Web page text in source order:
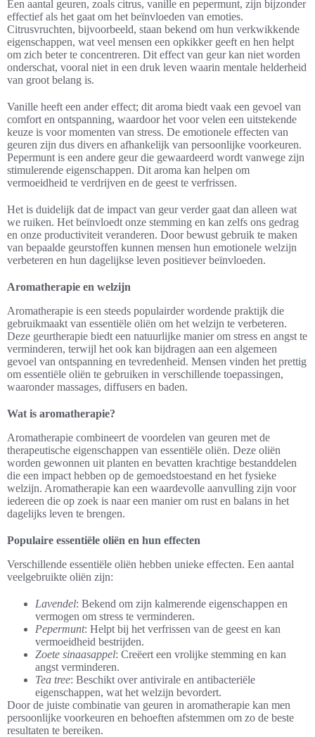
Een aantal geuren, zoals citrus, vanille en pepermunt, zijn bijzonder
effectief als het gaat om het beïnvloeden van emoties.
Citrusvruchten, bijvoorbeeld, staan bekend om hun verkwikkende
eigenschappen, wat veel mensen een opkikker geeft en hen helpt
om zich beter te concentreren. Dit effect van geur kan niet worden
onderschat, vooral niet in een druk leven waarin mentale helderheid
van groot belang is.
Vanille heeft een ander effect; dit aroma biedt vaak een gevoel van
comfort en ontspanning, waardoor het voor velen een uitstekende
keuze is voor momenten van stress. De emotionele effecten van
geuren zijn dus divers en afhankelijk van persoonlijke voorkeuren.
Pepermunt is een andere geur die gewaardeerd wordt vanwege zijn
stimulerende eigenschappen. Dit aroma kan helpen om
vermoeidheid te verdrijven en de geest te verfrissen.
Het is duidelijk dat de impact van geur verder gaat dan alleen wat
we ruiken. Het beïnvloedt onze stemming en kan zelfs ons gedrag
en onze productiviteit veranderen. Door bewust gebruik te maken
van bepaalde geurstoffen kunnen mensen hun emotionele welzijn
verbeteren en hun dagelijkse leven positiever beïnvloeden.
Aromatherapie en welzijn
Aromatherapie is een steeds populairder wordende praktijk die
gebruikmaakt van essentiële oliën om het welzijn te verbeteren.
Deze geurtherapie biedt een natuurlijke manier om stress en angst te
verminderen, terwijl het ook kan bijdragen aan een algemeen
gevoel van ontspanning en tevredenheid. Mensen vinden het prettig
om essentiële oliën te gebruiken in verschillende toepassingen,
waaronder massages, diffusers en baden.
Wat is aromatherapie?
Aromatherapie combineert de voordelen van geuren met de
therapeutische eigenschappen van essentiële oliën. Deze oliën
worden gewonnen uit planten en bevatten krachtige bestanddelen
die een impact hebben op de gemoedstoestand en het fysieke
welzijn. Aromatherapie kan een waardevolle aanvulling zijn voor
iedereen die op zoek is naar een manier om rust en balans in het
dagelijks leven te brengen.
Populaire essentiële oliën en hun effecten
Verschillende essentiële oliën hebben unieke effecten. Een aantal
veelgebruikte oliën zijn:
Lavendel: Bekend om zijn kalmerende eigenschappen en
vermogen om stress te verminderen.
Pepermunt: Helpt bij het verfrissen van de geest en kan
vermoeidheid bestrijden.
Zoete sinaasappel: Creëert een vrolijke stemming en kan
angst verminderen.
Tea tree: Beschikt over antivirale en antibacteriële
eigenschappen, wat het welzijn bevordert.
Door de juiste combinatie van geuren in aromatherapie kan men
persoonlijke voorkeuren en behoeften afstemmen om zo de beste
resultaten te bereiken.